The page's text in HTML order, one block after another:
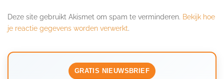
Deze site gebruikt Akismet om spam te verminderen. Bekijk hoe
je reactie gegevens worden verwerkt.
GRATIS NIEUWSBRIEF